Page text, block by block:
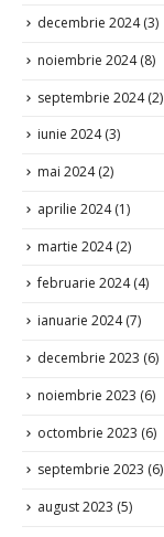
decembrie 2024(3)
noiembrie 2024(8)
septembrie 2024(2)
iunie 2024(3)
mai 2024(2)
aprilie 2024(1)
martie 2024(2)
februarie 2024(4)
ianuarie 2024(7)
decembrie 2023 (6)
noiembrie 2023 (6)
octombrie 2023 (6)
septembrie 2023 (6)
august 2023 (5)